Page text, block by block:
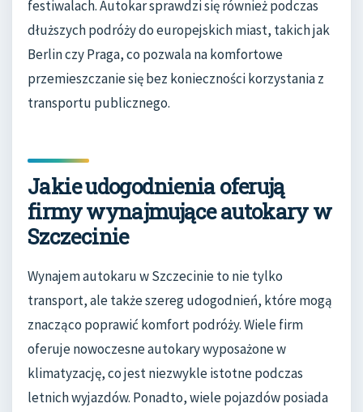
festiwalach. Autokar sprawdzi się również podczas
dłuższych podróży do europejskich miast, takich jak
Berlin czy Praga, co pozwala na komfortowe
przemieszczanie się bez konieczności korzystania z
transportu publicznego.
Jakie udogodnienia oferują
firmy wynajmujące autokary w
Szczecinie
Wynajem autokaru w Szczecinie to nie tylko
transport, ale także szereg udogodnień, które mogą
znacząco poprawić komfort podróży. Wiele firm
oferuje nowoczesne autokary wyposażone w
klimatyzację, co jest niezwykle istotne podczas
letnich wyjazdów. Ponadto, wiele pojazdów posiada